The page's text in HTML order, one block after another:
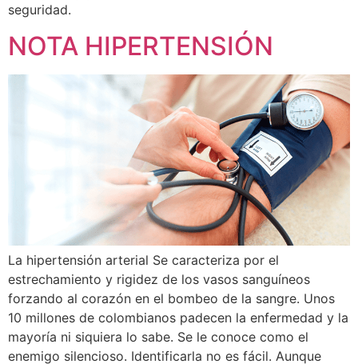
seguridad.
NOTA HIPERTENSIÓN
La hipertensión arterial Se caracteriza por el
estrechamiento y rigidez de los vasos sanguíneos
forzando al corazón en el bombeo de la sangre. Unos
10 millones de colombianos padecen la enfermedad y la
mayoría ni siquiera lo sabe. Se le conoce como el
enemigo silencioso. Identificarla no es fácil. Aunque